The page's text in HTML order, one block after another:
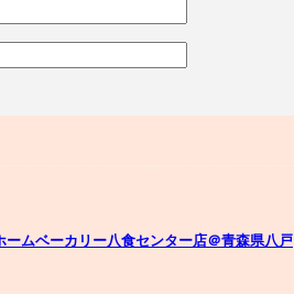
ームベーカリー八食センター店＠青森県八戸